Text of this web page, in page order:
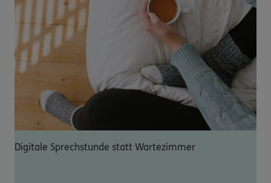
Digitale Sprechstunde statt Wartezimmer